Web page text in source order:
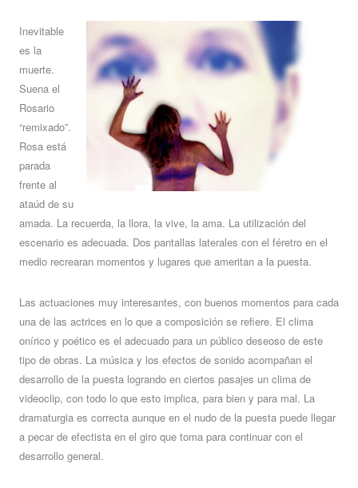
Inevitable
es la
muerte.
Suena el
Rosario
“remixado”.
Rosa está
parada
frente al
ataúd de su
amada. La recuerda, la llora, la vive, la ama. La utilización del
escenario es adecuada. Dos pantallas laterales con el féretro en el
medio recrearan momentos y lugares que ameritan a la puesta.
Las actuaciones muy interesantes, con buenos momentos para cada
una de las actrices en lo que a composición se refiere. El clima
onírico y poético es el adecuado para un público deseoso de este
tipo de obras. La música y los efectos de sonido acompañan el
desarrollo de la puesta logrando en ciertos pasajes un clima de
videoclip, con todo lo que esto implica, para bien y para mal. La
dramaturgia es correcta aunque en el nudo de la puesta puede llegar
a pecar de efectista en el giro que toma para continuar con el
desarrollo general.